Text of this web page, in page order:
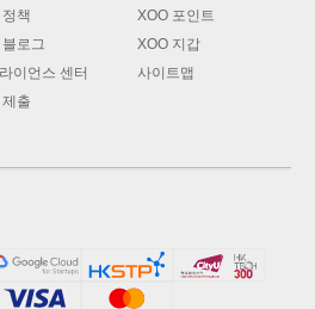
책
로그
이언스 센터
출
XOO 포인트
XOO 지갑
사이트맵